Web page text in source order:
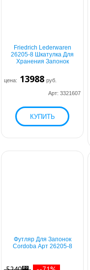
Friedrich Lederwaren
26205-8 Шкатулка Для
Хранения Запонок
цена: 13988 руб.
Арт: 3321607
Футляр Для Запонок
Cordoba Арт 26205-8